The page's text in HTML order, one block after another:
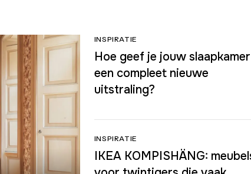
INSPIRATIE
Hoe geef je jouw slaapkamer
een compleet nieuwe
uitstraling?
INSPIRATIE
IKEA KOMPISHÄNG: